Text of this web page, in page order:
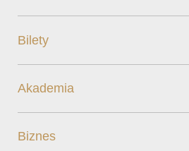
Bilety
Akademia
Biznes